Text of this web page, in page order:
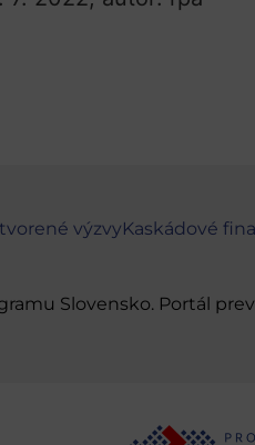
výzvyKaskádové
Slovensko. Portál